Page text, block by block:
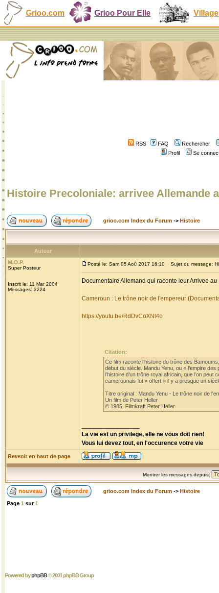
Grioo.com Grioo Pour Elle Village
RSS FAQ
Rechercher
Profil
Se
Histoire Precoloniale: arrivee Allemande
grioo.com Index du Forum -> Histoire
Auteur
M.O.P.
Super Posteur
Inscrit le: 11 Mar 2004
Messages: 3224
Posté le: Sam 05 Aoû 2017 16:10 Sujet du message:
Documentaire Allemand qui raconte leur Arrivee
Cameroun : Le trône noir de l'empereur
https://youtu.be/RdDvCoXNt4o
Citation:
Ce film raconte l’histoire du trône des
début du siècle. Mandu Yenu, ou « l’empire
l’histoire d’un trône royal africain, que l’on
camerounais fut « offert » il y a presque un
Titre original : Mandu Yenu - Le trône noir de
Un film de Peter Heller
© 1985, Filmkraft Peter Heller
La vie est un privilege, elle ne vous doit rien!
Vous lui devez tout, en l'occurence votre vie
Revenir en haut de page
Montrer les messages depuis:
grioo.com Index du Forum -> Histoire
Page 1 sur1
Powered byphpBB© 2001 phpBB Group